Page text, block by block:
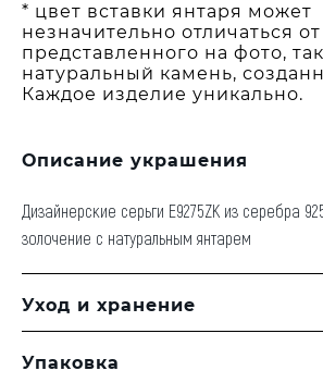
* цвет вставки янтаря может
незначительно отличаться от
представленного на фото,
натуральный камень,
Каждое изделие уникально.
Описание украшения
Дизайнерские серьги E9275ZK из серебра
золочение с натуральным янтарем
Уход и хранение
Упаковка